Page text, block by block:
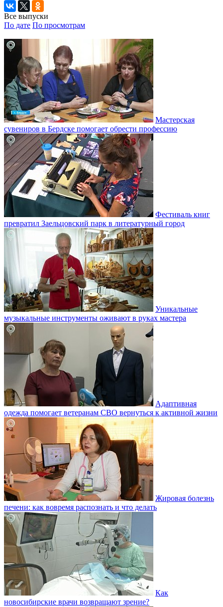
Все выпуски
По дате По просмотрам
Мастерская
сувениров в Бердске помогает обрести профессию
Фестиваль книг
превратил Заельцовский парк в литературный город
Уникальные
музыкальные инструменты оживают в руках мастера
Адаптивная
одежда помогает ветеранам СВО вернуться к активной жизни
Жировая болезнь
печени: как вовремя распознать и что делать
Как
новосибирские врачи возвращают зрение?